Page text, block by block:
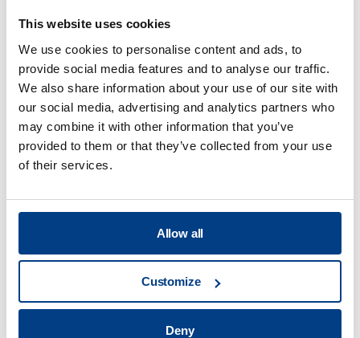
This website uses cookies
We use cookies to personalise content and ads, to
provide social media features and to analyse our traffic.
We also share information about your use of our site with
our social media, advertising and analytics partners who
may combine it with other information that you’ve
provided to them or that they’ve collected from your use
of their services.
Allow all
Customize
Deny
Procesado de
alimentos
View all
¿Cuáles son los beneficios de la
presión?
aplicaciones de la tecnología HPP?